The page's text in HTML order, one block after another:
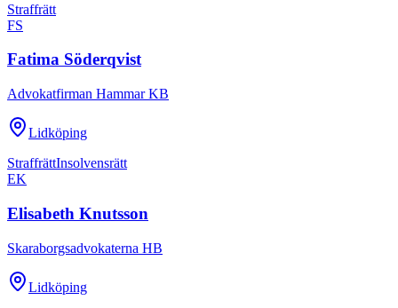
Straffrätt
FS
Fatima Söderqvist
Advokatfirman Hammar KB
Lidköping
StraffrättInsolvensrätt
EK
Elisabeth Knutsson
Skaraborgsadvokaterna HB
Lidköping